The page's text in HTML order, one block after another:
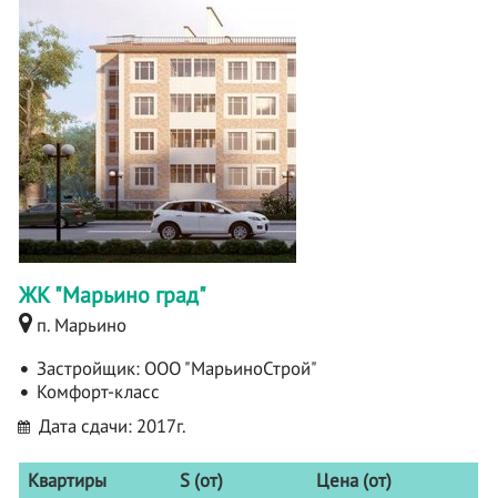
ЖК "Марьино град"
п. Марьино
Застройщик: ООО "МарьиноСтрой"
Комфорт-класс
Дата сдачи: 2017г.
Квартиры S (от)
Цена (от)